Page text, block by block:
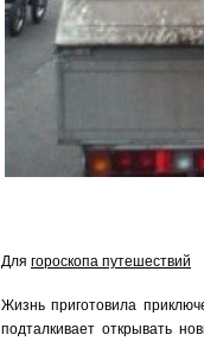
Для гороскопа путешествий
Жизнь приготовила
подталкивает открывать